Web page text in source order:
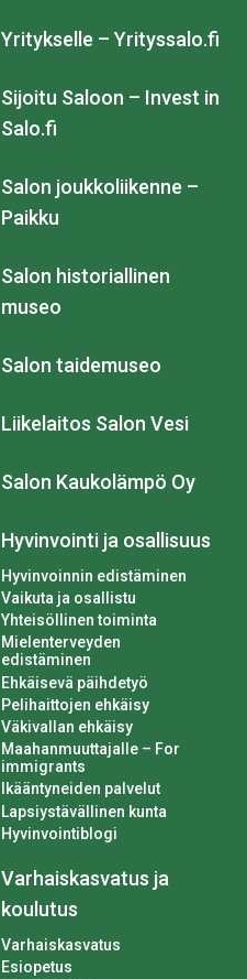
Yritykselle – Yrityssalo.fi
Sijoitu Saloon – Invest in
Salo.fi
Salon joukkoliikenne –
Paikku
Salon historiallinen
museo
Salon taidemuseo
Liikelaitos Salon Vesi
Salon Kaukolämpö Oy
Hyvinvointi ja osallisuus
Hyvinvoinnin edistäminen
Vaikuta ja osallistu
Yhteisöllinen toiminta
Mielenterveyden
edistäminen
Ehkäisevä päihdetyö
Pelihaittojen ehkäisy
Väkivallan ehkäisy
Maahanmuuttajalle – For
immigrants
Ikääntyneiden palvelut
Lapsiystävällinen kunta
Hyvinvointiblogi
Varhaiskasvatus ja
koulutus
Varhaiskasvatus
Esiopetus